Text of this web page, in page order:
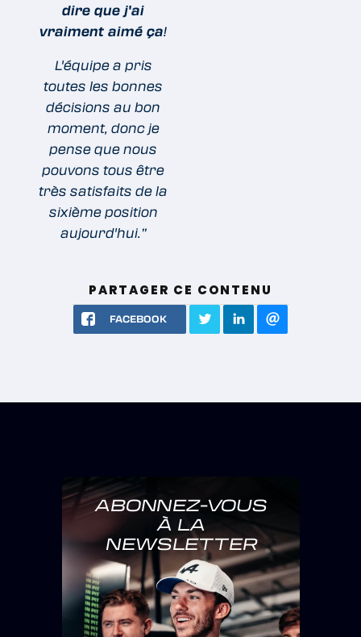
dire que j'ai
vraiment aimé ça!
L'équipe a pris
toutes les bonnes
décisions au bon
moment, donc je
pense que nous
pouvons tous être
très satisfaits de la
sixième position
aujourd'hui.”
PARTAGER CE CONTENU
FACEBOOK
ABONNEZ-VOUS
À LA
NEWSLETTER